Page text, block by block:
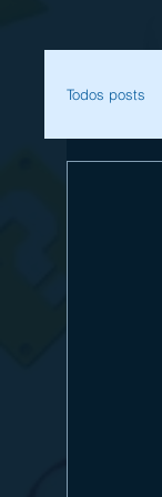
Todos posts